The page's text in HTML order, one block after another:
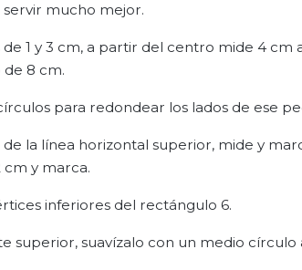
mucho mejor.
1 y 3 cm, a partir del centro mide 4 cm
8 cm.
para redondear los lados de ese
la línea horizontal superior, mide y
cm y marca.
inferiores del rectángulo 6.
superior, suavízalo con un medio círculo